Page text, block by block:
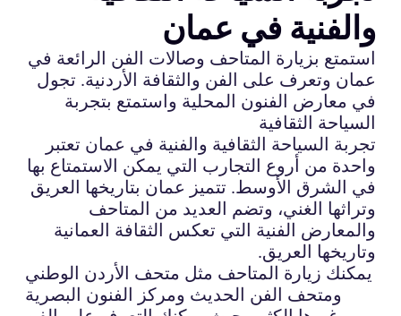
والفنية في عمان
استمتع بزيارة المتاحف وصالات الفن الرائعة في
عمان وتعرف على الفن والثقافة الأردنية. تجول
في معارض الفنون المحلية واستمتع بتجربة
السياحة الثقافية
تجربة السياحة الثقافية والفنية في عمان تعتبر
واحدة من أروع التجارب التي يمكن الاستمتاع بها
في الشرق الأوسط. تتميز عمان بتاريخها العريق
وتراثها الغني، وتضم العديد من المتاحف
والمعارض الفنية التي تعكس الثقافة العمانية
وتاريخها العريق.
يمكنك زيارة المتاحف مثل متحف الأردن الوطني
ومتحف الفن الحديث ومركز الفنون البصرية